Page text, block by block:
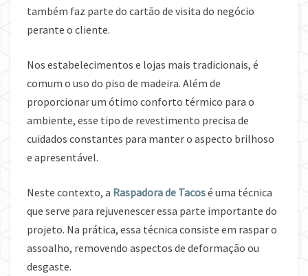
também faz parte do cartão de visita do negócio
perante o cliente.
Nos estabelecimentos e lojas mais tradicionais, é
comum o uso do piso de madeira. Além de
proporcionar um ótimo conforto térmico para o
ambiente, esse tipo de revestimento precisa de
cuidados constantes para manter o aspecto brilhoso
e apresentável.
Neste contexto, a Raspadora de Tacosé uma técnica
que serve para rejuvenescer essa parte importante do
projeto. Na prática, essa técnica consiste em raspar o
assoalho, removendo aspectos de deformação ou
desgaste.